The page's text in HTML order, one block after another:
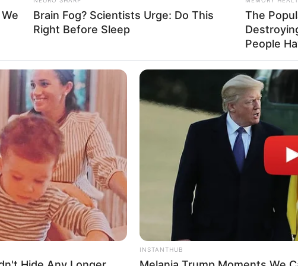
Langka
Gemes
Pakai
Galau
Brain Fog? Scientists Urge: Do This
Right Before Sleep
The
People
INSTANTHUB